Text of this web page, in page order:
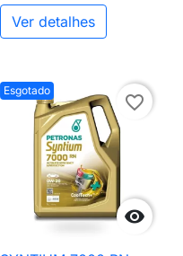
Ver detalhes
Esgotado

favorite_border